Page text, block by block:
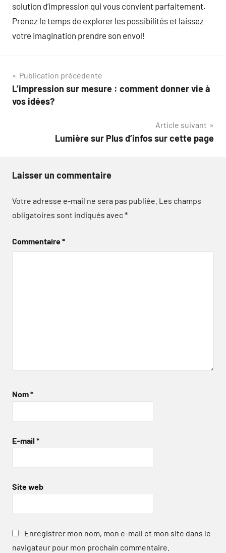
solution d’impression qui vous convient parfaitement.
Prenez le temps de explorer les possibilités et laissez
votre imagination prendre son envol!
Navigation
de
Publication précédente
L’impression sur mesure : comment donner vie à
vos idées?
Article suivant
Lumière sur Plus d’infos sur cette page
Laisser un commentaire
Votre adresse e-mail ne sera pas publiée. Les champs
obligatoires sont indiqués avec*
Commentaire*
Nom*
E-mail *
Site web
Enregistrer mon nom, mon e-mail et mon site dans le
navigateur pour mon prochain commentaire.